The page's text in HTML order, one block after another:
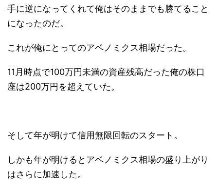
手に逆になってくれて俺はそのままでも勝てること
になったのだ。
これが俺にとってのアベノミクス相場だった。
11月時点で100万円未満の資産残高だった俺の株口
座は200万円を超えていた。
そして年が明けて信用無限回転のスタート。
しかも年が明けるとアベノミクス相場の盛り上がり
はさらに加速した。